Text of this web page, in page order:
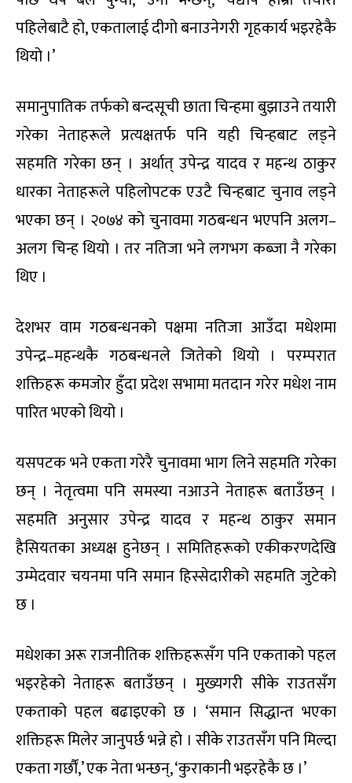
पहिलेबाटै हो, एकतालाई दीगो बनाउनेगरी गृहकार्य भइरहेकै
थियो ।’
समानुपातिक तर्फको बन्दसूची छाता चिन्हमा बुझाउने तयारी
गरेका नेताहरूले प्रत्यक्षतर्फ पनि यही चिन्हबाट लड्ने
सहमति गरेका छन् । अर्थात् उपेन्द्र यादव र महन्थ ठाकुर
धारका नेताहरूले पहिलोपटक एउटै चिन्हबाट चुनाव लड्ने
भएका छन् । २०७४ को चुनावमा गठबन्धन भएपनि अलग–
अलग चिन्ह थियो । तर नतिजा भने लगभग कब्जा नै गरेका
थिए ।
देशभर वाम गठबन्धनको पक्षमा नतिजा आउँदा मधेशमा
उपेन्द्र–महन्थकै गठबन्धनले जितेको थियो । परम्परात
शक्तिहरू कमजोर हुँदा प्रदेश सभामा मतदान गरेर मधेश नाम
पारित भएको थियो ।
यसपटक भने एकता गरेरै चुनावमा भाग लिने सहमति गरेका
छन् । नेतृत्वमा पनि समस्या नआउने नेताहरू बताउँछन् ।
सहमति अनुसार उपेन्द्र यादव र महन्थ ठाकुर समान
हैसियतका अध्यक्ष हुनेछन् । समितिहरूको एकीकरणदेखि
उम्मेदवार चयनमा पनि समान हिस्सेदारीको सहमति जुटेको
छ ।
मधेशका अरू राजनीतिक शक्तिहरूसँग पनि एकताको पहल
भइरहेको नेताहरू बताउँछन् । मुख्यगरी सीके राउतसँग
एकताको पहल बढाइएको छ । ‘समान सिद्धान्त भएका
शक्तिहरू मिलेर जानुपर्छ भन्ने हो । सीके राउतसँग पनि मिल्दा
एकता गर्छौं,’ एक नेता भन्छन्, ‘कुराकानी भइरहेकै छ ।’